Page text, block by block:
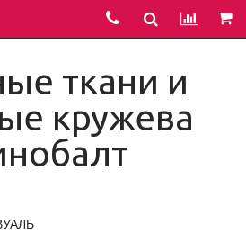
ткани и
кружева